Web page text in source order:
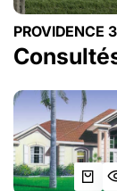
PROVIDENCE 3